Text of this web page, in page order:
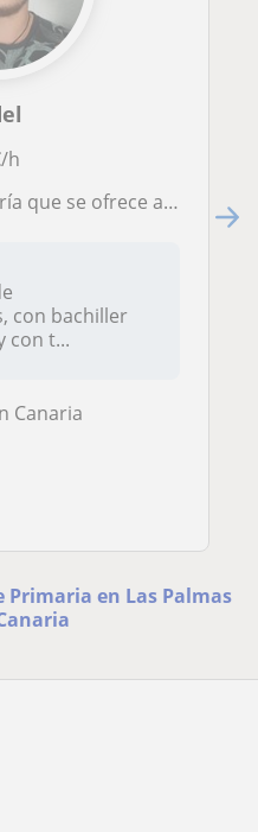
h
apoyo y refuerzo con métodos de estudios
con bachiller
con t...
Canaria
Primaria en Las Palmas